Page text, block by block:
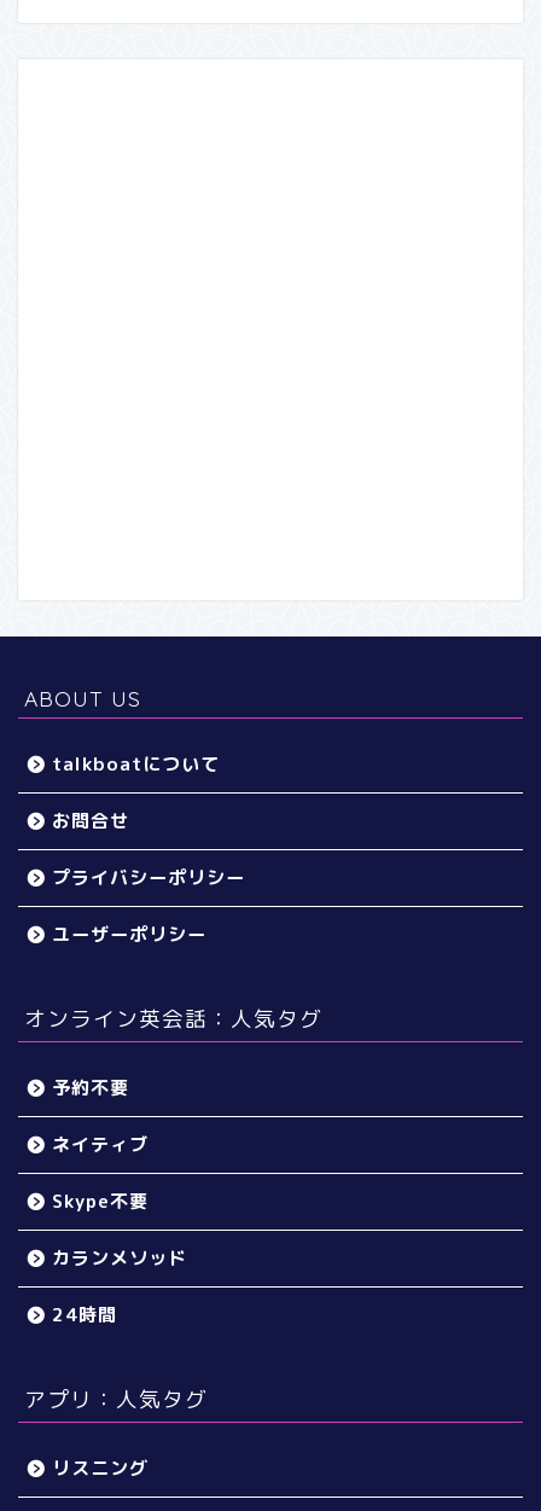
ABOUT US
talkboatについて
お問合せ
プライバシーポリシー
ユーザーポリシー
オンライン英会話：人気タグ
予約不要
ネイティブ
Skype不要
カランメソッド
24時間
アプリ：人気タグ
リスニング